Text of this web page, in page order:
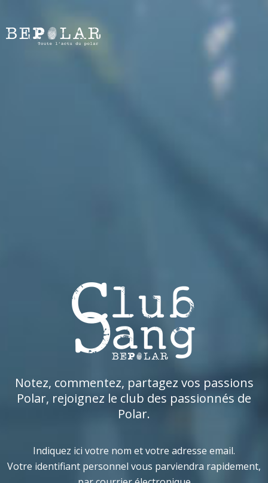
Notez, commentez, partagez vos passions
Polar, rejoignez le club des passionnés de
Polar.
Indiquez ici votre nom et votre adresse email.
Votre identifiant personnel vous parviendra rapidement,